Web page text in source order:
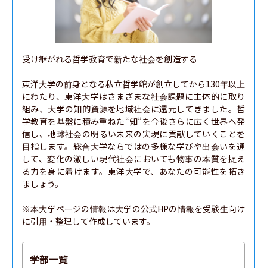
受け継がれる哲学教育で新たな社会を創造する
東洋大学の前身となる私立哲学館が創立してから130年以上
にわたり、東洋大学はさまざまな社会課題に主体的に取り
組み、大学の知的資源を地域社会に還元してきました。哲
学教育を基盤に積み重ねた“知”を今後さらに広く世界へ発
信し、地球社会の明るい未来の実現に貢献していくことを
目指します。総合大学ならではの多様な学びや出会いを通
して、変化の激しい現代社会においても物事の本質を捉え
る力を身に着けます。東洋大学で、あなたの可能性を拓き
ましょう。
※本大学ページの情報は大学の公式HPの情報を受験生向け
に引用・整理して作成しています。
学部一覧